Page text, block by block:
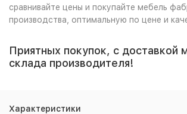
сравнивайте цены и покупайте мебель
производства, оптимальную по цене и
Приятных покупок, с доставкой
склада производителя!
Характеристики